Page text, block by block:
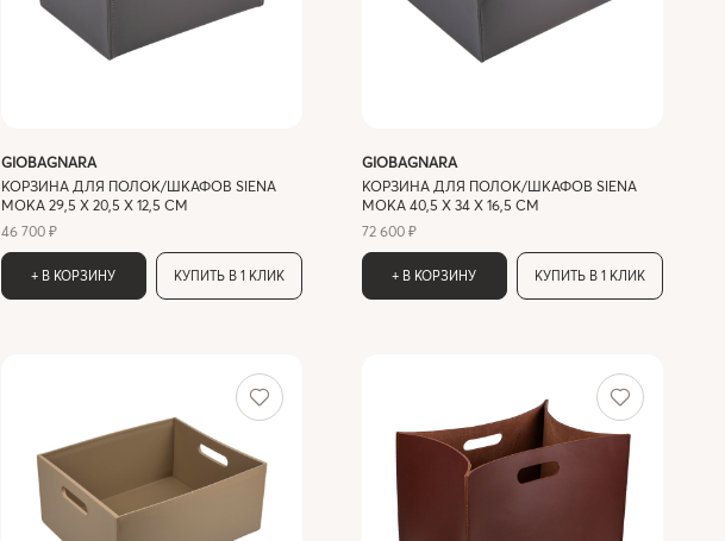
GIOBAGNARA
КОРЗИНА ДЛЯ ПОЛОК/ШКАФОВ SIENA
MOKA 29,5 X 20,5 X 12,5 СМ
46 700 ₽
+ В КОРЗИНУ КУПИТЬ В 1 КЛИК
GIOBAGNARA
КОРЗИНА ДЛЯ ПОЛОК/ШКАФОВ SIENA
MOKA 40,5 X 34 X 16,5 СМ
72 600 ₽
+ В КОРЗИНУ КУПИТЬ В 1 КЛИК